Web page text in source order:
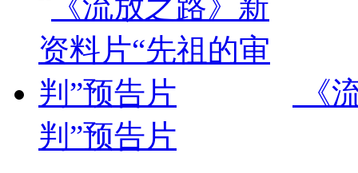
《
判”预告片